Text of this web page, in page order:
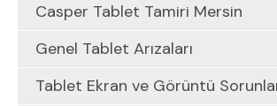
Casper Tablet Tamiri Mersin
Genel Tablet Arızaları
Tablet Ekran ve Görüntü